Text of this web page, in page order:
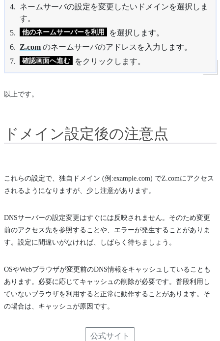
ネームサーバの設定を変更したいドメインを選択しま
す。
他のネームサーバーを利用
を選択します。
Z.comのネームサーバのアドレスを入力します。
確認画面へ進む をクリックします。
以上です。
ドメイン設定後の注意点
これらの設定で、独自ドメイン (例:example.com) でZ.comにアクセス
されるようになりますが、少し注意があります。
DNSサーバーの設定変更はすぐには反映されません。そのため変更
前のアクセス先を参照することや、エラーが発生することがありま
す。設定に間違いがなければ、しばらく待ちましょう。
OSやWebブラウザが変更前のDNS情報をキャッシュしていることも
あります。必要に応じてキャッシュの削除が必要です。普段利用し
ていないブラウザを利用すると正常に動作することがあります。そ
の場合は、キャッシュが原因です。
公式サイト